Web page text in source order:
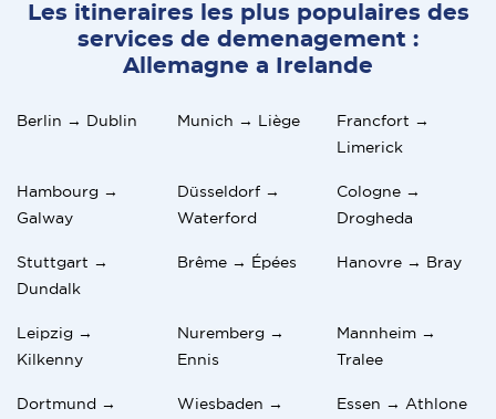
Les itineraires les plus populaires des
services de demenagement :
Allemagne a Irelande
Berlin → Dublin Munich → Liège
Francfort →
Limerick
Hambourg →
Galway
Düsseldorf →
Waterford
Cologne →
Drogheda
Stuttgart →
Dundalk
Brême → Épées Hanovre → Bray
Leipzig →
Kilkenny
Nuremberg →
Ennis
Mannheim →
Tralee
Dortmund →
Wiesbaden →
Essen → Athlone